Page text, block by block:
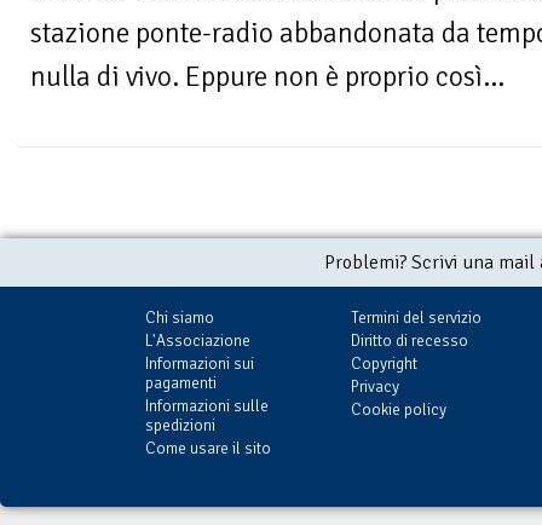
stazione ponte-radio abbandonata da
nulla di vivo. Eppure non è proprio così...
Problemi? Scrivi una
Chi siamo
L'Associazione
Informazioni sui
pagamenti
Informazioni sulle
spedizioni
Come usare il sito
Termini del servizio
Diritto di recesso
Copyright
Privacy
Cookie policy